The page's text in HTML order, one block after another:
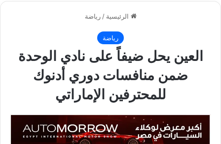
الرئيسية / رياضة
رياضة
العين يحل ضيفاً على نادي الوحدة
ضمن منافسات دوري أدنوك
للمحترفين الإماراتي